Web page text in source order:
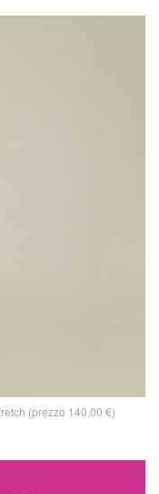
(prezzo 140,00 €)